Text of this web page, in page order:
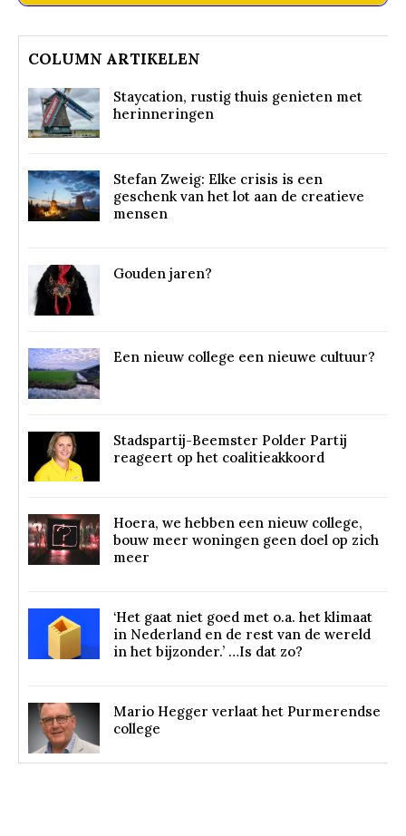
COLUMN ARTIKELEN
Staycation, rustig thuis genieten met
herinneringen
Stefan Zweig: Elke crisis is een
geschenk van het lot aan de creatieve
mensen
Gouden jaren?
Een nieuw college een nieuwe cultuur?
Stadspartij-Beemster Polder Partij
reageert op het coalitieakkoord
Hoera, we hebben een nieuw college,
bouw meer woningen geen doel op zich
meer
‘Het gaat niet goed met o.a. het klimaat
in Nederland en de rest van de wereld
in het bijzonder.’ …Is dat zo?
Mario Hegger verlaat het Purmerendse
college